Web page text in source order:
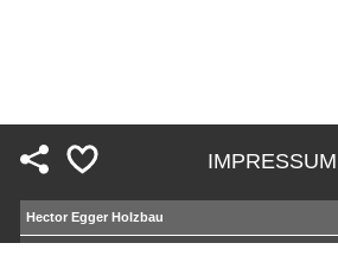
Fußzeile
IMPRESSUM |
Hector Egger Holzbau